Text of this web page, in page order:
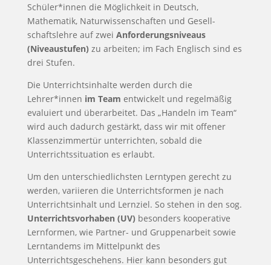
Schüler*innen die Möglichkeit in Deutsch,
Mathematik, Natur­wissen­schaften und Gesell­
schafts­lehre auf zwei Anfor­derungs­niveaus
(Niveaustufen) zu arbeiten; im Fach Englisch sind es
drei Stufen.
Die Unterrichtsinhalte werden durch die
Lehrer*innen im Team entwickelt und regelmäßig
evaluiert und überarbeitet. Das „Handeln im Team“
wird auch dadurch gestärkt, dass wir mit offener
Klassenzimmertür unterrichten, sobald die
Unterrichtssituation es erlaubt.
Um den unterschiedlichsten Lerntypen gerecht zu
werden, variieren die Unterrichtsformen je nach
Unterrichtsinhalt und Lernziel. So stehen in den sog.
Unterrichtsvorhaben (UV) besonders kooperative
Lernformen, wie Partner- und Gruppenarbeit sowie
Lerntandems im Mittelpunkt des
Unterrichtsgeschehens. Hier kann besonders gut